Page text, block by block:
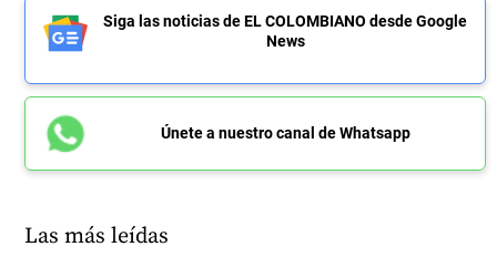
Siga las noticias de EL COLOMBIANO desde Google
News
Únete a nuestro canal de Whatsapp
Las más leídas